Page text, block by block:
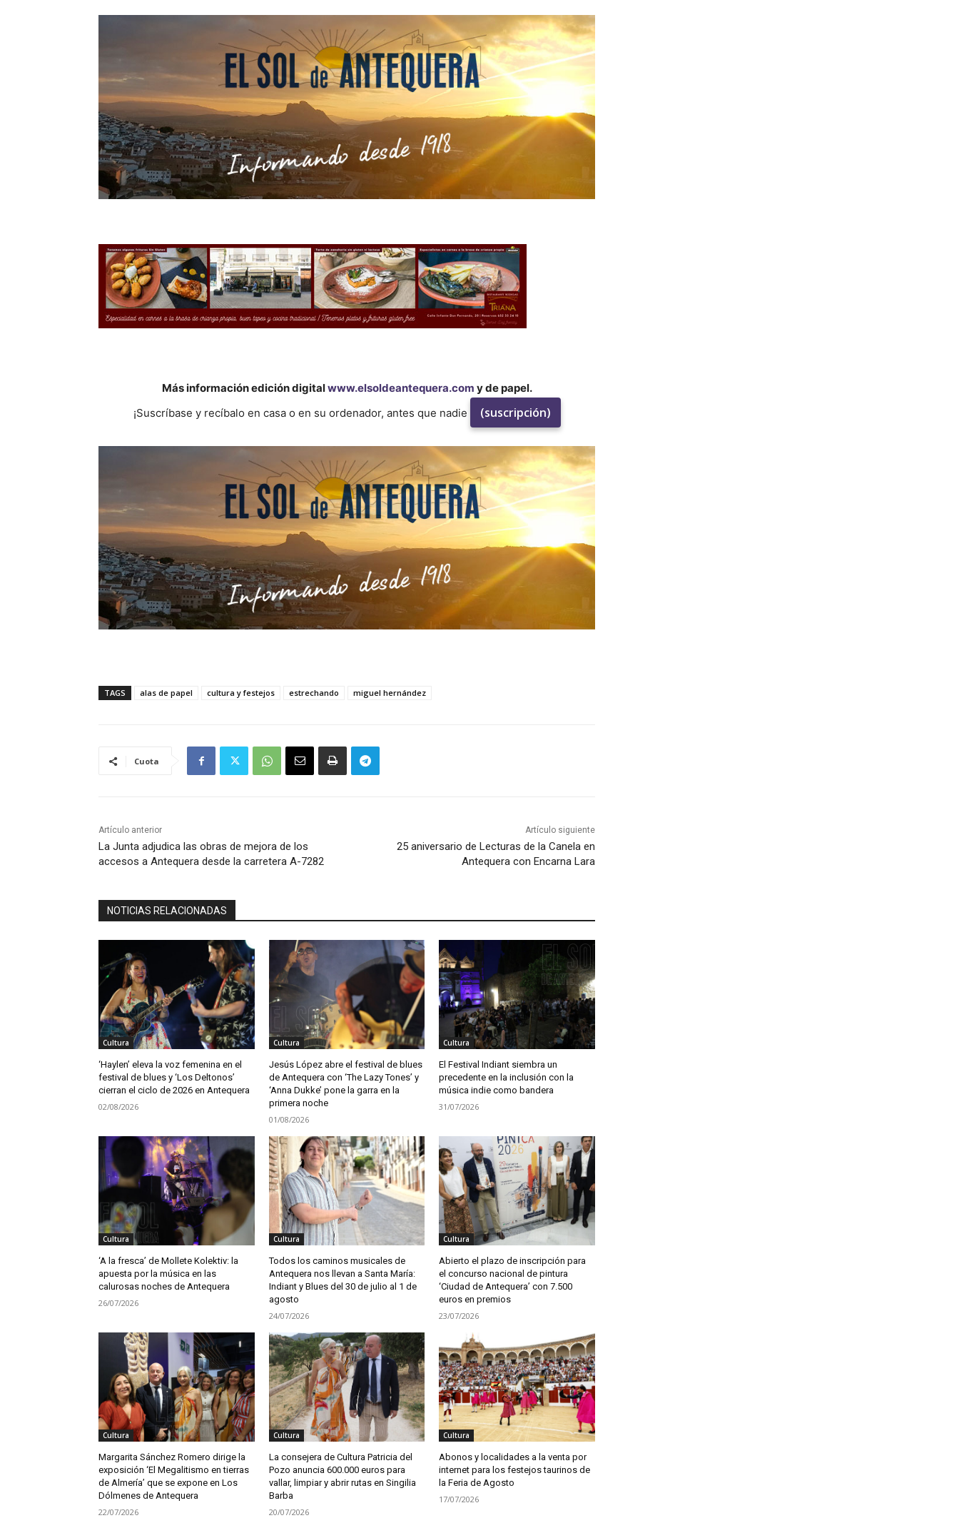
Más información edición digitalwww.elsoldeantequera.com y de papel.
¡Suscríbase y recíbalo en casa o en su ordenador, antes que nadie
(suscripción)
TAGS alas de papel cultura y festejos estrechando miguel hernández
Cuota
Artículo anterior
La Junta adjudica las obras de mejora de los
accesos a Antequera desde la carretera A-7282
Artículo siguiente
25 aniversario de Lecturas de la Canela en
Antequera con Encarna Lara
NOTICIAS RELACIONADAS
Cultura
‘Haylen’ eleva la voz femenina en el
festival de blues y ‘Los Deltonos’
cierran el ciclo de 2026 en Antequera
02/08/2026
Cultura
Jesús López abre el festival de blues
de Antequera con ‘The Lazy Tones’ y
‘Anna Dukke’ pone la garra en la
primera noche
01/08/2026
Cultura
El Festival Indiant siembra un
precedente en la inclusión con la
música indie como bandera
31/07/2026
Cultura
‘A la fresca’ de Mollete Kolektiv: la
apuesta por la música en las
calurosas noches de Antequera
26/07/2026
Cultura
Todos los caminos musicales de
Antequera nos llevan a Santa María:
Indiant y Blues del 30 de julio al 1 de
agosto
24/07/2026
Cultura
Abierto el plazo de inscripción para
el concurso nacional de pintura
‘Ciudad de Antequera’ con 7.500
euros en premios
23/07/2026
Cultura
Margarita Sánchez Romero dirige la
exposición ‘El Megalitismo en tierras
de Almería’ que se expone en Los
Dólmenes de Antequera
22/07/2026
Cultura
La consejera de Cultura Patricia del
Pozo anuncia 600.000 euros para
vallar, limpiar y abrir rutas en Singilia
Barba
20/07/2026
Cultura
Abonos y localidades a la venta por
internet para los festejos taurinos de
la Feria de Agosto
17/07/2026